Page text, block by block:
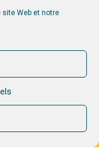
Web et notre